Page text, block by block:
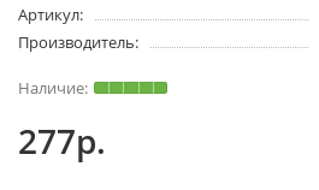
Артикул:
Производитель:
277р.